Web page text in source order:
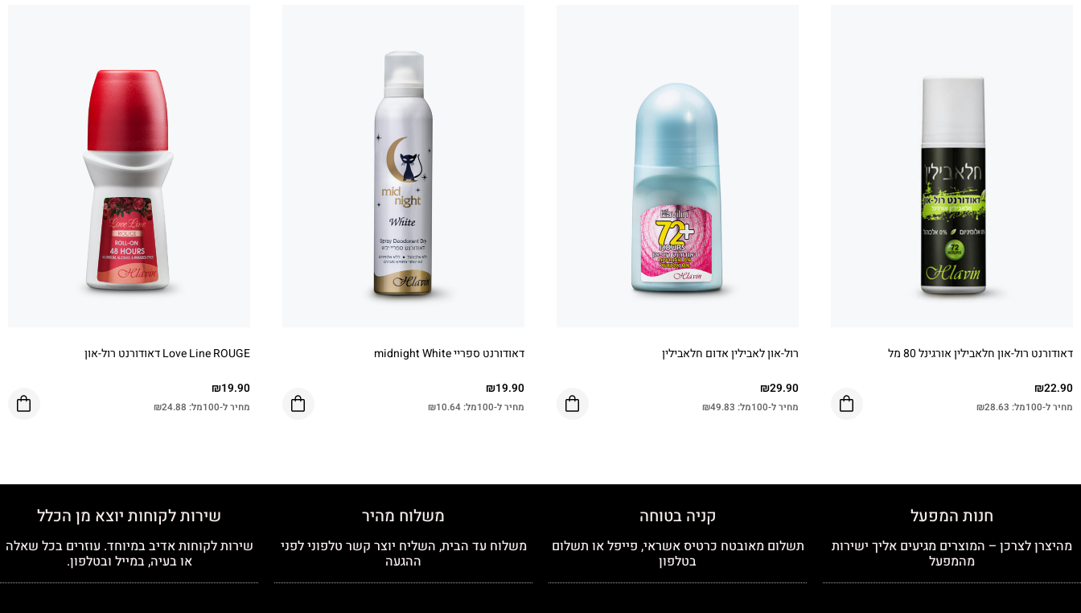
דאודורנט רול-און חלאבילין אורגינל 80 מל
₪22.90
מחיר ל-100מל: ₪28.63
רול-און לאבילין אדום חלאבילין
₪29.90
מחיר ל-100מל: ₪49.83
דאודורנט ספריי midnight White
₪19.90
מחיר ל-100מל: ₪10.64
Love Line ROUGE דאודורנט רול-און
₪19.90
מחיר ל-100מל: ₪24.88
חנות המפעל
מהיצרן לצרכן – המוצרים מגיעים אליך ישירות
מהמפעל
קניה בטוחה
תשלום מאובטח כרטיס אשראי, פייפל או תשלום
בטלפון
משלוח מהיר
משלוח עד הבית, השליח יוצר קשר טלפוני לפני
ההגעה
שירות לקוחות יוצא מן הכלל
שירות לקוחות אדיב במיוחד. עוזרים בכל שאלה
או בעיה, במייל ובטלפון.